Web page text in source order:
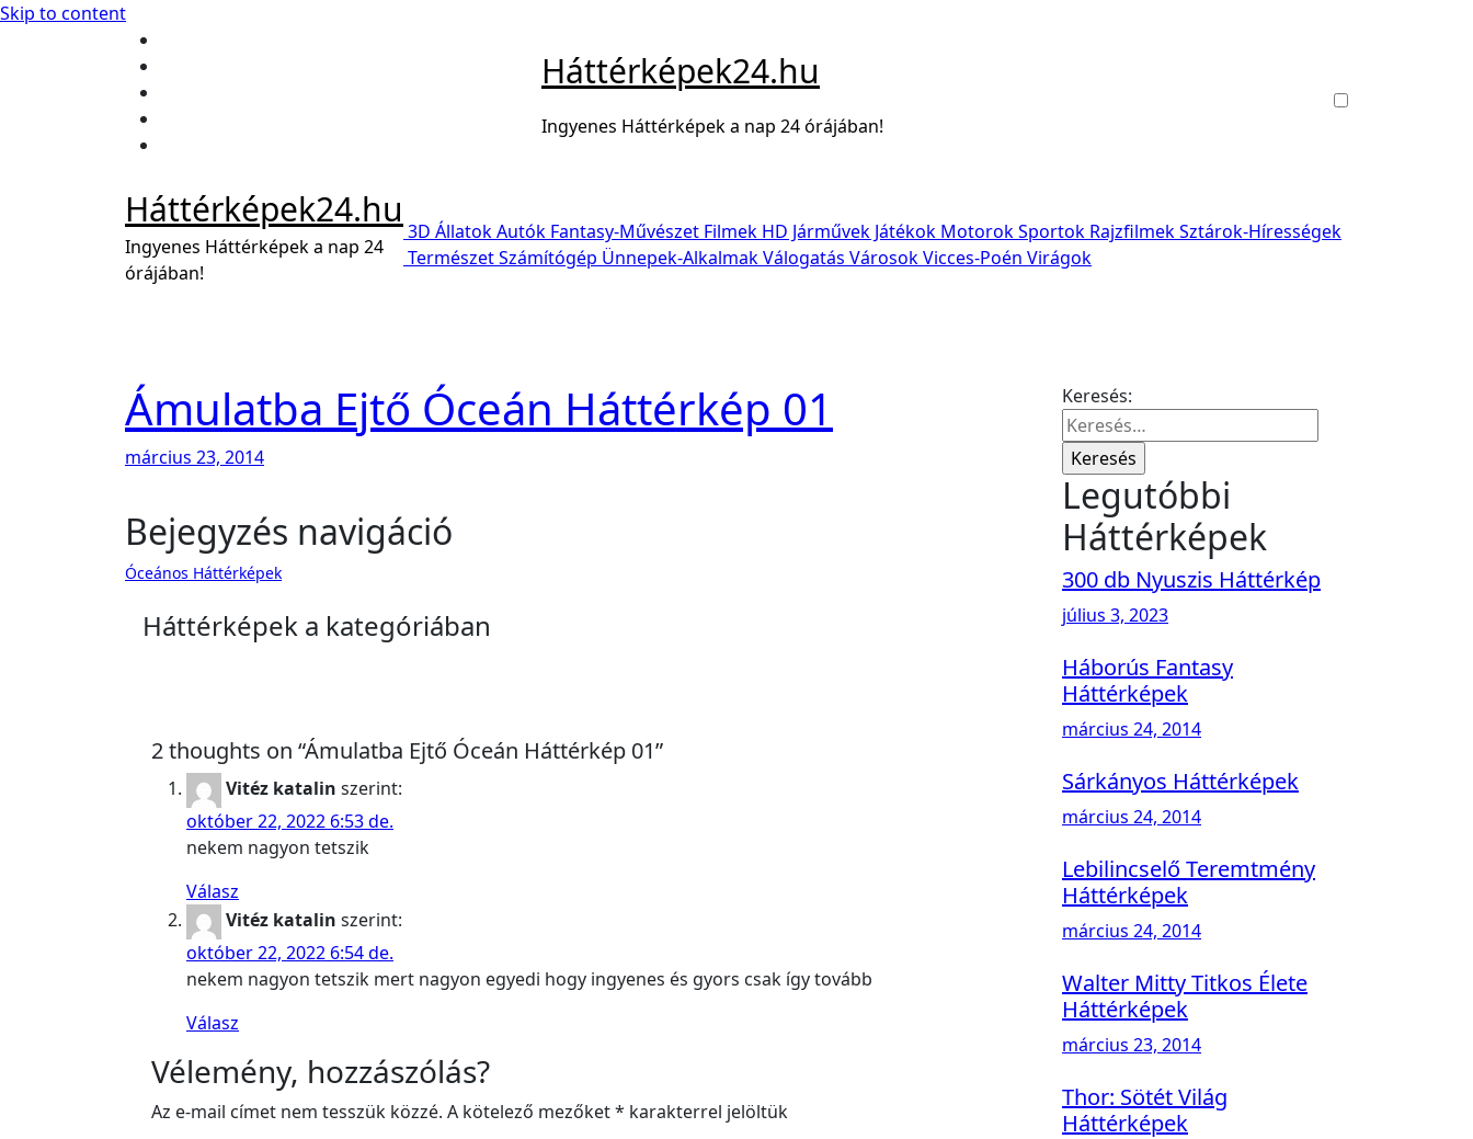
Skip to content
Háttérképek24.hu
Ingyenes Háttérképek a nap 24 órájában!
Háttérképek24.hu
Ingyenes Háttérképek a nap 24
órájában!
3D ÁllatokAutók Fantasy-Művészet Filmek HD Járművek Játékok MotorokSportok RajzfilmekSztárok-Hírességek
TermészetSzámítógép Ünnepek-AlkalmakVálogatás VárosokVicces-Poén Virágok
Ámulatba Ejtő Óceán Háttérkép 01
március 23, 2014
Bejegyzés navigáció
Óceános Háttérképek
Háttérképek a kategóriában
2 thoughts on “Ámulatba Ejtő Óceán Háttérkép 01”
Vitéz katalin szerint:
október 22, 2022 6:53 de.
nekem nagyon tetszik
Válasz
Vitéz katalin szerint:
október 22, 2022 6:54 de.
nekem nagyon tetszik mert nagyon egyedi hogy ingyenes és gyors csak így tovább
Válasz
Vélemény, hozzászólás?
Az e-mail címet nem tesszük közzé. A kötelező mezőket* karakterrel jelöltük
Keresés:
Legutóbbi
Háttérképek
300 db Nyuszis Háttérkép
július 3, 2023
Háborús Fantasy
Háttérképek
március 24, 2014
Sárkányos Háttérképek
március 24, 2014
Lebilincselő Teremtmény
Háttérképek
március 24, 2014
Walter Mitty Titkos Élete
Háttérképek
március 23, 2014
Thor: Sötét Világ
Háttérképek